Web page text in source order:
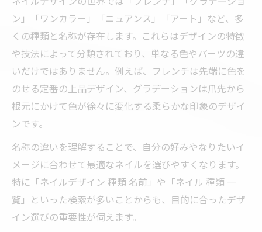
ン」「ワンカラー」「ニュアンス」「アート」など、多
くの種類と名称が存在します。これらはデザインの特徴
や技法によって分類されており、単なる色やパーツの違
いだけではありません。例えば、フレンチは先端に色を
のせる定番の上品デザイン、グラデーションは爪先から
根元にかけて色が徐々に変化する柔らかな印象のデザイ
ンです。
名称の違いを理解することで、自分の好みやなりたいイ
メージに合わせて最適なネイルを選びやすくなります。
特に「ネイルデザイン 種類 名前」や「ネイル 種類 一
覧」といった検索が多いことからも、目的に合ったデザ
イン選びの重要性が伺えます。